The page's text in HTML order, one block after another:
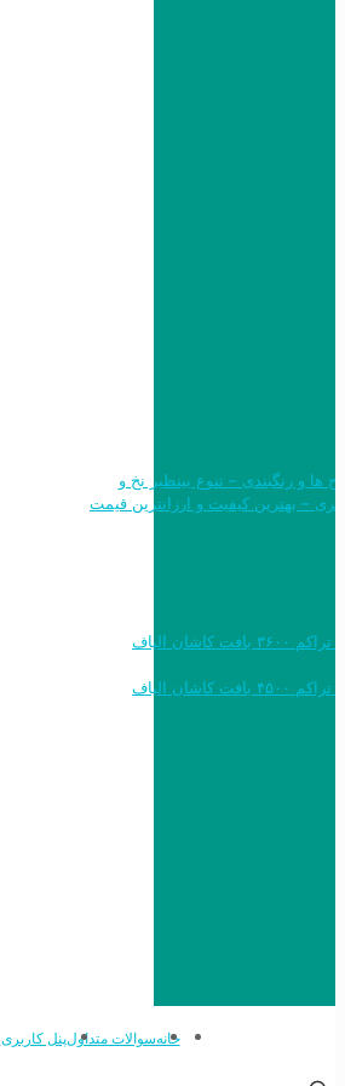
طرح ها و رنگبندی – تنوع بینظیر نخ و
خرید به قیمت فرش ماشینی ۱۲۰۰ شانه تراکم ۳۶۰۰ بافت کاشان الیاف
خرید به قیمت فرش ماشینی ۱۵۰۰ شانه تراکم ۴۵۰۰ بافت کاشان الیاف
خانهسوالات متداولپنل کاربری